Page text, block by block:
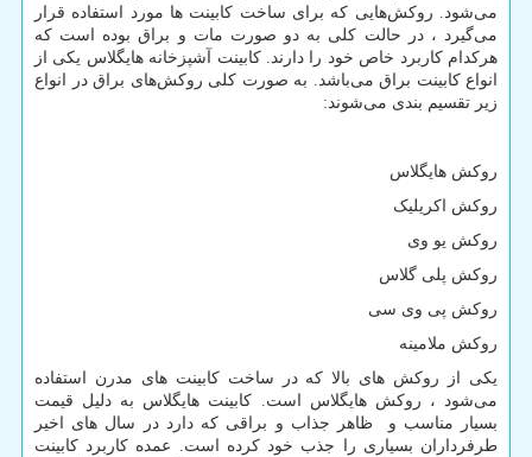
می‌شود. روکشهایی که برای ساخت کابینت‌ ها مورد استفاده قرار
می‌گیرد ، در حالت کلی به دو صورت مات و براق بوده است که
هرکدام کاربرد خاص خود را دارند. کابینت آشپزخانه هایگلاس یکی از
انواع کابینت براق می‌باشد. به صورت کلی روکشهای براق در انواع
زیر تقسیم بندی می‌شوند:
روکش هایگلاس
روکش اکریلیک
روکش یو وی
روکش پلی گلاس
روکش پی وی سی
روکش ملامینه
یکی از روکش های بالا که در ساخت کابینت های مدرن استفاده
می‌شود ، روکش هایگلاس است. کابینت هایگلاس به دلیل قیمت
بسیار مناسب و ظاهر جذاب و براقی که دارد در سال‌ های اخیر
طرفرداران بسیاری را جذب خود کرده است. عمده کاربرد کابینت